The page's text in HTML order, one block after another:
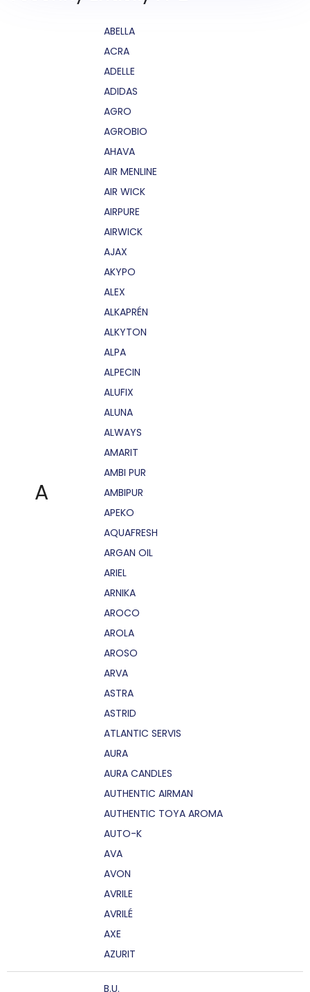
A
ABELLA
ACRA
ADELLE
ADIDAS
AGRO
AGROBIO
AHAVA
AIR MENLINE
AIR WICK
AIRPURE
AIRWICK
AJAX
AKYPO
ALEX
ALKAPRÉN
ALKYTON
ALPA
ALPECIN
ALUFIX
ALUNA
ALWAYS
AMARIT
AMBI PUR
AMBIPUR
APEKO
AQUAFRESH
ARGAN OIL
ARIEL
ARNIKA
AROCO
AROLA
AROSO
ARVA
ASTRA
ASTRID
ATLANTIC SERVIS
AURA
AURA CANDLES
AUTHENTIC AIRMAN
AUTHENTIC TOYA AROMA
AUTO-K
AVA
AVON
AVRILE
AVRILÉ
AXE
AZURIT
B.U.